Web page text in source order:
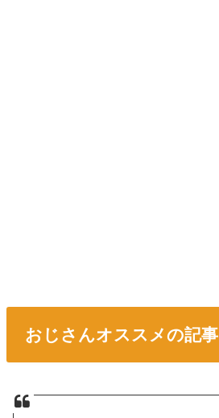
おじさんオススメの記事